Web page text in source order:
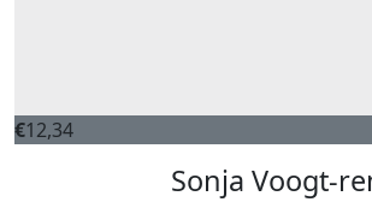
€12,34
Sonja Voogt-